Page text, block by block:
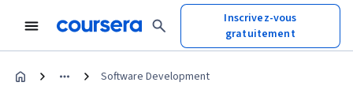
Inscrivez-vous
gratuitement
Software Development